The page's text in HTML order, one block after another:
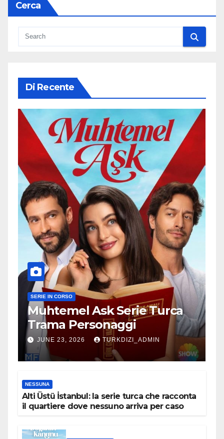
Cerca
Di Recente
SERIE IN CORSO
Muhtemel Ask Serie Turca
Trama Personaggi
JUNE 23, 2026 TURKDIZI_ADMIN
NESSUNA
Alti Üstü İstanbul: la serie turca che racconta
il quartiere dove nessuno arriva per caso